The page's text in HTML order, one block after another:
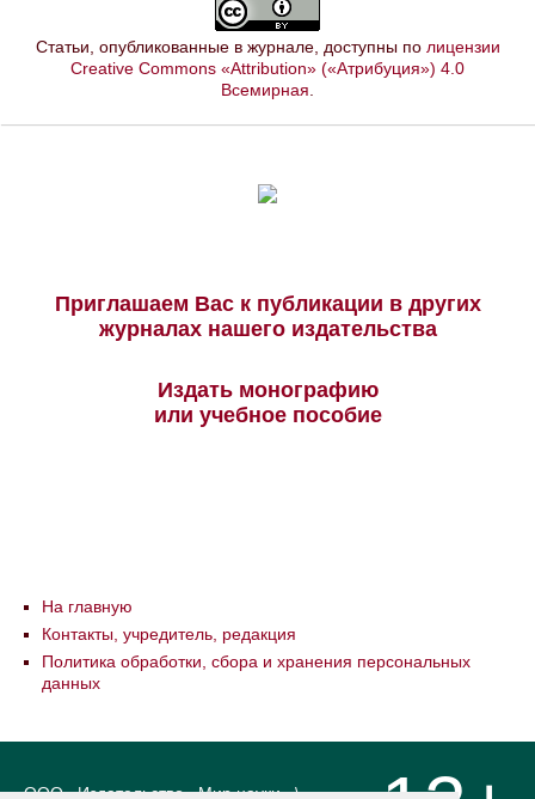
Статьи, опубликованные в журнале, доступны по лицензии
Creative Commons «Attribution» («Атрибуция») 4.0
Всемирная
Приглашаем Вас к публикации в других
журналах нашего издательства
Издать монографию
или учебное пособие
На главную
Контакты, учредитель, редакция
Политика обработки, сбора и хранения персональных
данных
ООО «Издательство «Мир науки» \